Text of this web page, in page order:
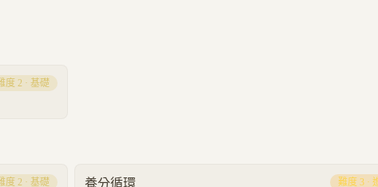
度 2 · 基礎
度 2 · 基礎 養分循環 難度 3 ·